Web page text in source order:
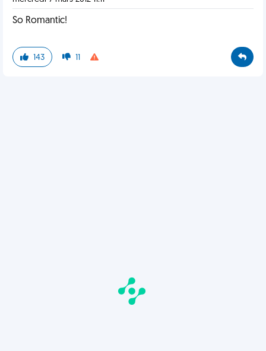
So Romantic!
143 11